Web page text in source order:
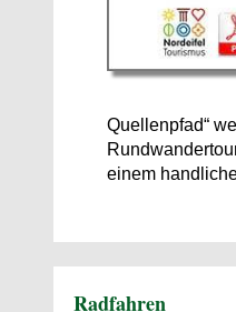
Quellenpfad“
einem
Radfahren